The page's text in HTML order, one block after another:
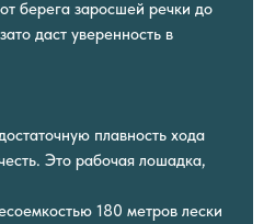
берега заросшей речки до
даст уверенность в
плавность хода
Это рабочая лошадка,
180 метров лески